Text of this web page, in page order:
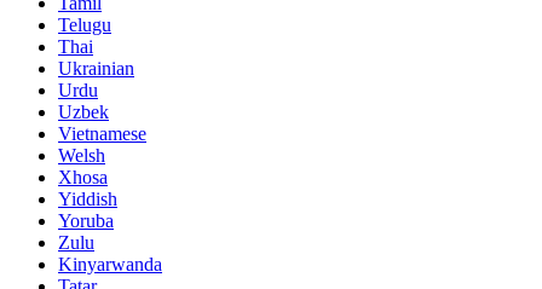
Telugu
Thai
Ukrainian
Urdu
Uzbek
Vietnamese
Welsh
Xhosa
Yiddish
Yoruba
Zulu
Kinyarwanda